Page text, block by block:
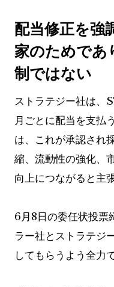
配当修正を強
家のためであ
制ではない
ストラテジー社は、
月ごとに配当を支払
は、これが承認され
縮、流動性の強化、
向上につながると主
6月8日の委任状投票
ラー社とストラテジ
してもらうよう全力